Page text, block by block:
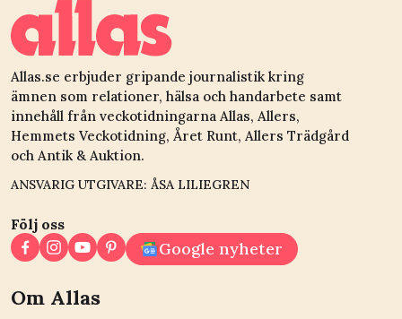
Allas.se erbjuder gripande journalistik kring
ämnen som relationer, hälsa och handarbete samt
innehåll från veckotidningarna Allas, Allers,
Hemmets Veckotidning, Året Runt, Allers Trädgård
och Antik & Auktion.
ANSVARIG UTGIVARE: ÅSA LILIEGREN
Följ oss
Google nyheter
Om Allas